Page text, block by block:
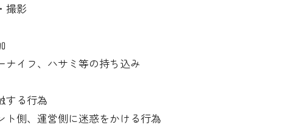
撮影
ナイフ、ハサミ等の持ち込み
する行為
ト側、運営側に迷惑をかける行為